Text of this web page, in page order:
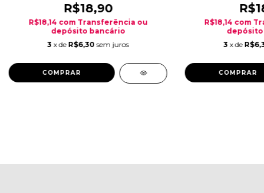
R$18,90
R$18,14 com Transferência ou
depósito bancário
3 x de R$6,30 sem juros
R$18,14 com
3 x de